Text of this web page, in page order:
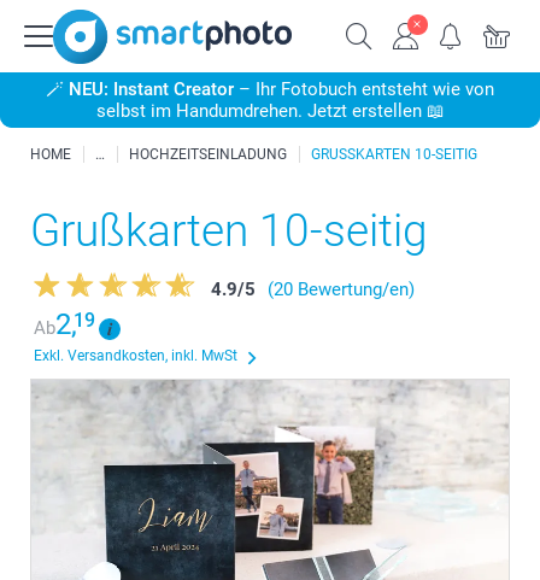
🪄 NEU: Instant Creator – Ihr Fotobuch entsteht wie von
selbst im Handumdrehen. Jetzt erstellen 📖
HOME HOCHZEITSEINLADUNG GRUSSKARTEN 10-SEITIG
Grußkarten 10-seitig
4.9/5
(20 Bewertung/en)
Ab2,19
Exkl. Versandkosten, inkl. MwSt